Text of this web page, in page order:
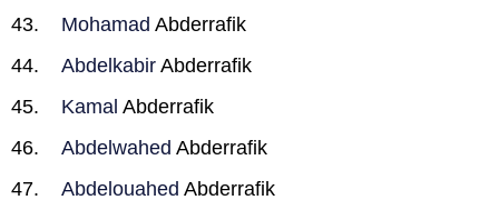
Mohamad Abderrafik
Abdelkabir Abderrafik
Kamal Abderrafik
Abdelwahed Abderrafik
Abdelouahed Abderrafik